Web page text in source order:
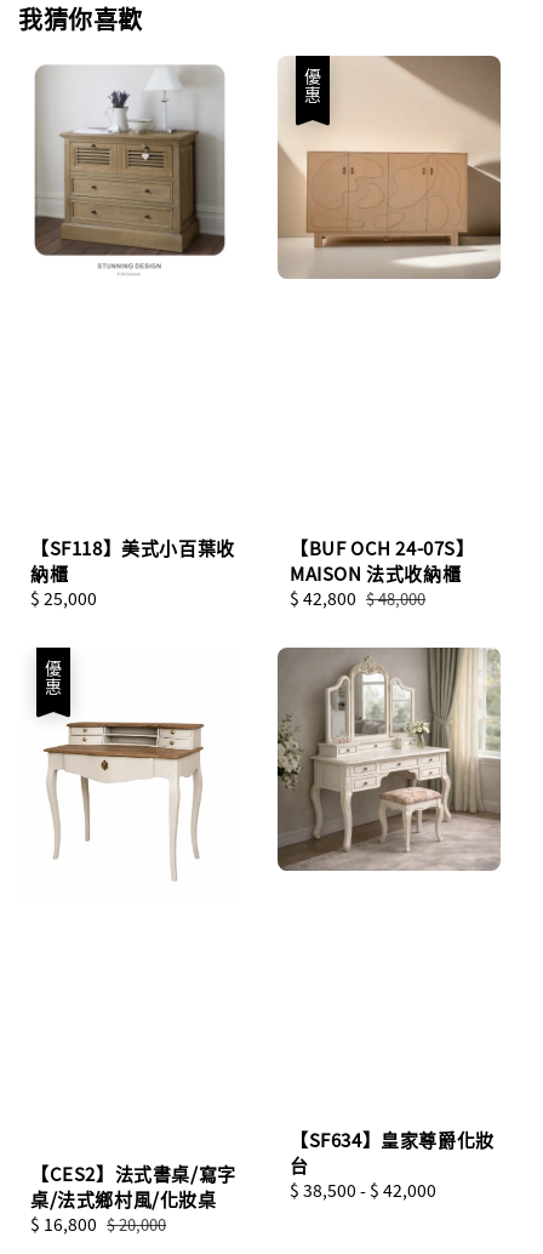
我猜你喜歡
【SF118】美式小百葉收
納櫃
Regular
$ 25,000
優惠
【BUF OCH 24-07S】
MAISON 法式收納櫃
Sale
$ 42,800 Regular
$ 48,000
優惠
【CES2】法式書桌/寫字
桌/法式鄉村風/化妝桌
Sale
$ 16,800 Regular
$ 20,000
【SF634】皇家尊爵化妝
台
Regular
$ 38,500 - $ 42,000